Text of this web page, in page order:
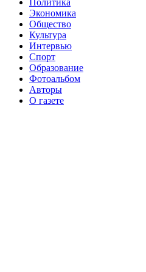
Политика
Экономика
Общество
Культура
Интервью
Спорт
Образование
Фотоальбом
Авторы
О газете